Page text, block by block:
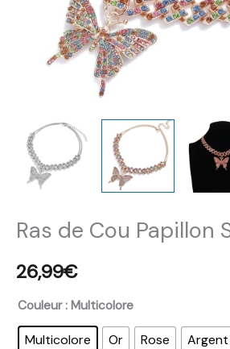
Ras de Cou Papillon
26,99€
Couleur : Multicolore
Multicolore Or Rose Argent